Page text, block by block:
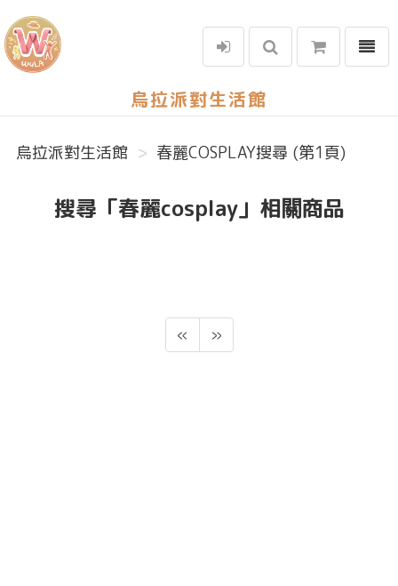
烏拉派對生活館
選單
烏拉派對生活館 春麗COSPLAY搜尋 (第1頁)
搜尋「春麗cosplay」相關商品
« »